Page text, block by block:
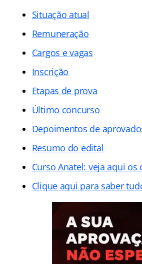
Situação atual
Remuneração
Cargos e vagas
Inscrição
Etapas de prova
Último concurso
Depoimentos de
Resumo do edital
Curso Anatel: veja aqui
Clique aqui para saber